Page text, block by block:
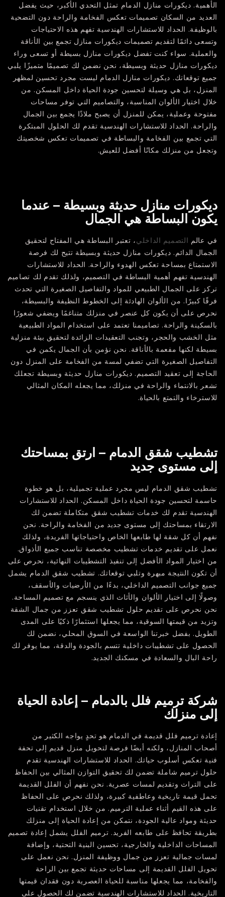
الأهمية. ديكورات منازل الدمام تمثل التحدي الأكبر، حيث يفضل
العديد من السكان تصميمات تعكس الفخامة والراحة دون التضحية
بالوظيفة. الحداد للاستشارات الهندسية تفهم هذه الاحتياجات
وتسعى دائمًا لتقديم تصميمات ديكورات منازل تجمع بين الأناقة
والعملية. سواء كنت تفضل ديكورات منازل بسيطة أو تسعى وراء
ديكورات منازل حديثة وبسيطة، نحن نضمن لك تصميمًا متميزًا يلبي
جميع توقعاتك. ديكورات منازل الدمام ليست مجرد تحسين لمظهر
المنزل، بل هي وسيلة لتحسين جودة الحياة داخل المسكن. من
خلال اختيار الألوان المناسبة، والتصاميم التي توفر مساحات
مفتوحة وعملية، يمكن للمنزل أن يصبح ملاذًا يجمع بين الجمال
والراحة. الحداد للاستشارات الهندسية تقدم لك الحلول المبتكرة
التي تجمع بين الفخامة والبساطة في تصميمات تعكس شخصيتك
وتجعل من منزلك مكانًا أفضل للعيش.
ديكورات منازل حديثة وبسيطة – عندما
يكون البساطة هي الجمال
في عالم التصميم الداخلي، تعتبر البساطة هي المفتاح لتحقيق
الجمال الدائم. ديكورات منازل حديثة وبسيطة تتيح لك فرصة
الاستمتاع بمساحة تعكس الهدوء والراحة. الحداد للاستشارات
الهندسية تفهم أهمية البساطة في التصميم، ولذلك تقدم لك تصاميم
تركز على الجمال الطبيعي للمواد والتفاصيل الصغيرة التي تحدث
فرقًا كبيرًا. من الألوان الهادئة إلى الخطوط النظيفة والبسيطة،
نحرص على أن يكون كل عنصر في منزلك متناغمًا ويضفي شعورًا
بالسكينة والراحة. تصاميمنا تعتمد على استخدام المواد الطبيعية
مثل الخشب والحجر، وتجنب التعقيدات الزائدة لتحقيق بيئة منزلية
بسيطة لكنها مفعمة بالأناقة. نحن نؤمن بأن الجمال يكمن في
التفاصيل الصغيرة التي تضفي لمسة من الفخامة على المنزل دون
الحاجة إلى تعقيد التصميم. ديكورات منازل حديثة وبسيطة تجعلك
تشعر بالانتماء والراحة في منزلك، مما يجعله المكان المثالي
للاسترخاء والتمتع بالحياة.
تشطيب شقق الدمام – ارتق بمساحتك
إلى مستوى جديد
تشطيب شقق الدمام ليس مجرد عملية تجميلية، بل هو خطوة
حاسمة لتحسين جودة الحياة داخل المسكن. الحداد للاستشارات
الهندسية تقدم لك خدمات تشطيب شقق متكاملة تضمن لك
الارتقاء بمساحتك إلى مستوى جديد من الفخامة والراحة. نحن
نفهم أن كل شقة لها طابعها الخاص واحتياجاتها الفريدة، ولذلك
نعمل على تقديم خدمات تشطيب مخصصة تناسب جميع الأذواق.
من اختيار المواد الأفضل إلى تنفيذ التشطيبات النهائية، نحرص على
أن تكون النتيجة مبهرة وتلبي توقعاتك. تشطيب شقق الدمام يشمل
جميع جوانب التصميم الداخلي، بدءًا من الأرضيات والأسقف،
وصولًا إلى اختيار الألوان والأثاث الذي ينسجم مع تصميم المساحة.
نحن نحرص على تقديم حلول تشطيب شقق تعزز من جمال الشقة
وتزيد من قيمتها السوقية، مما يجعلها استثمارًا ذكيًا على المدى
الطويل. بفضل خبرتنا الواسعة في السوق المحلي، نضمن لك
الحصول على تشطيبات داخلية تتسم بالجودة والدقة، مما يوفر لك
راحة البال والسعادة في مسكنك الجديد.
شركة ترميم فلل بالدمام – إعادة الحياة
إلى منزلك
إعادة ترميم فلل قديمة في الدمام هو تحدٍ يواجه الكثير من
أصحاب المنازل، ولكنه أيضًا فرصة لتحويل منزل قديم إلى تحفة
فنية تعكس أسلوب حياتك. الحداد للاستشارات الهندسية تقدم
حلول ترميم شاملة تضمن لك تحقيق التوازن المثالي بين الحفاظ
على التراث وتقديم لمسات عصرية. نحن نفهم أن الفلل القديمة
تحمل قيمة تاريخية وعاطفية كبيرة، ولذلك نحرص على الحفاظ
على هذه القيم أثناء عملية الترميم. من خلال استخدام تقنيات
حديثة ومواد عالية الجودة، نتمكن من إعادة الحياة إلى منزلك
بطريقة تحافظ على طابعه الفريد. ترميم الفلل يشمل إعادة تصميم
المساحات الداخلية والخارجية، تحسين البنية التحتية، وإضافة
لمسات جمالية تعزز من جمال ووظيفة المنزل. نحن نعمل على
تحويل الفلل القديمة إلى مساحات حديثة تجمع بين الراحة
والفخامة، مما يجعلها مناسبة للحياة العصرية دون فقدان قيمتها
التاريخية. الحداد للاستشارات الهندسية تضمن لك الحصول على